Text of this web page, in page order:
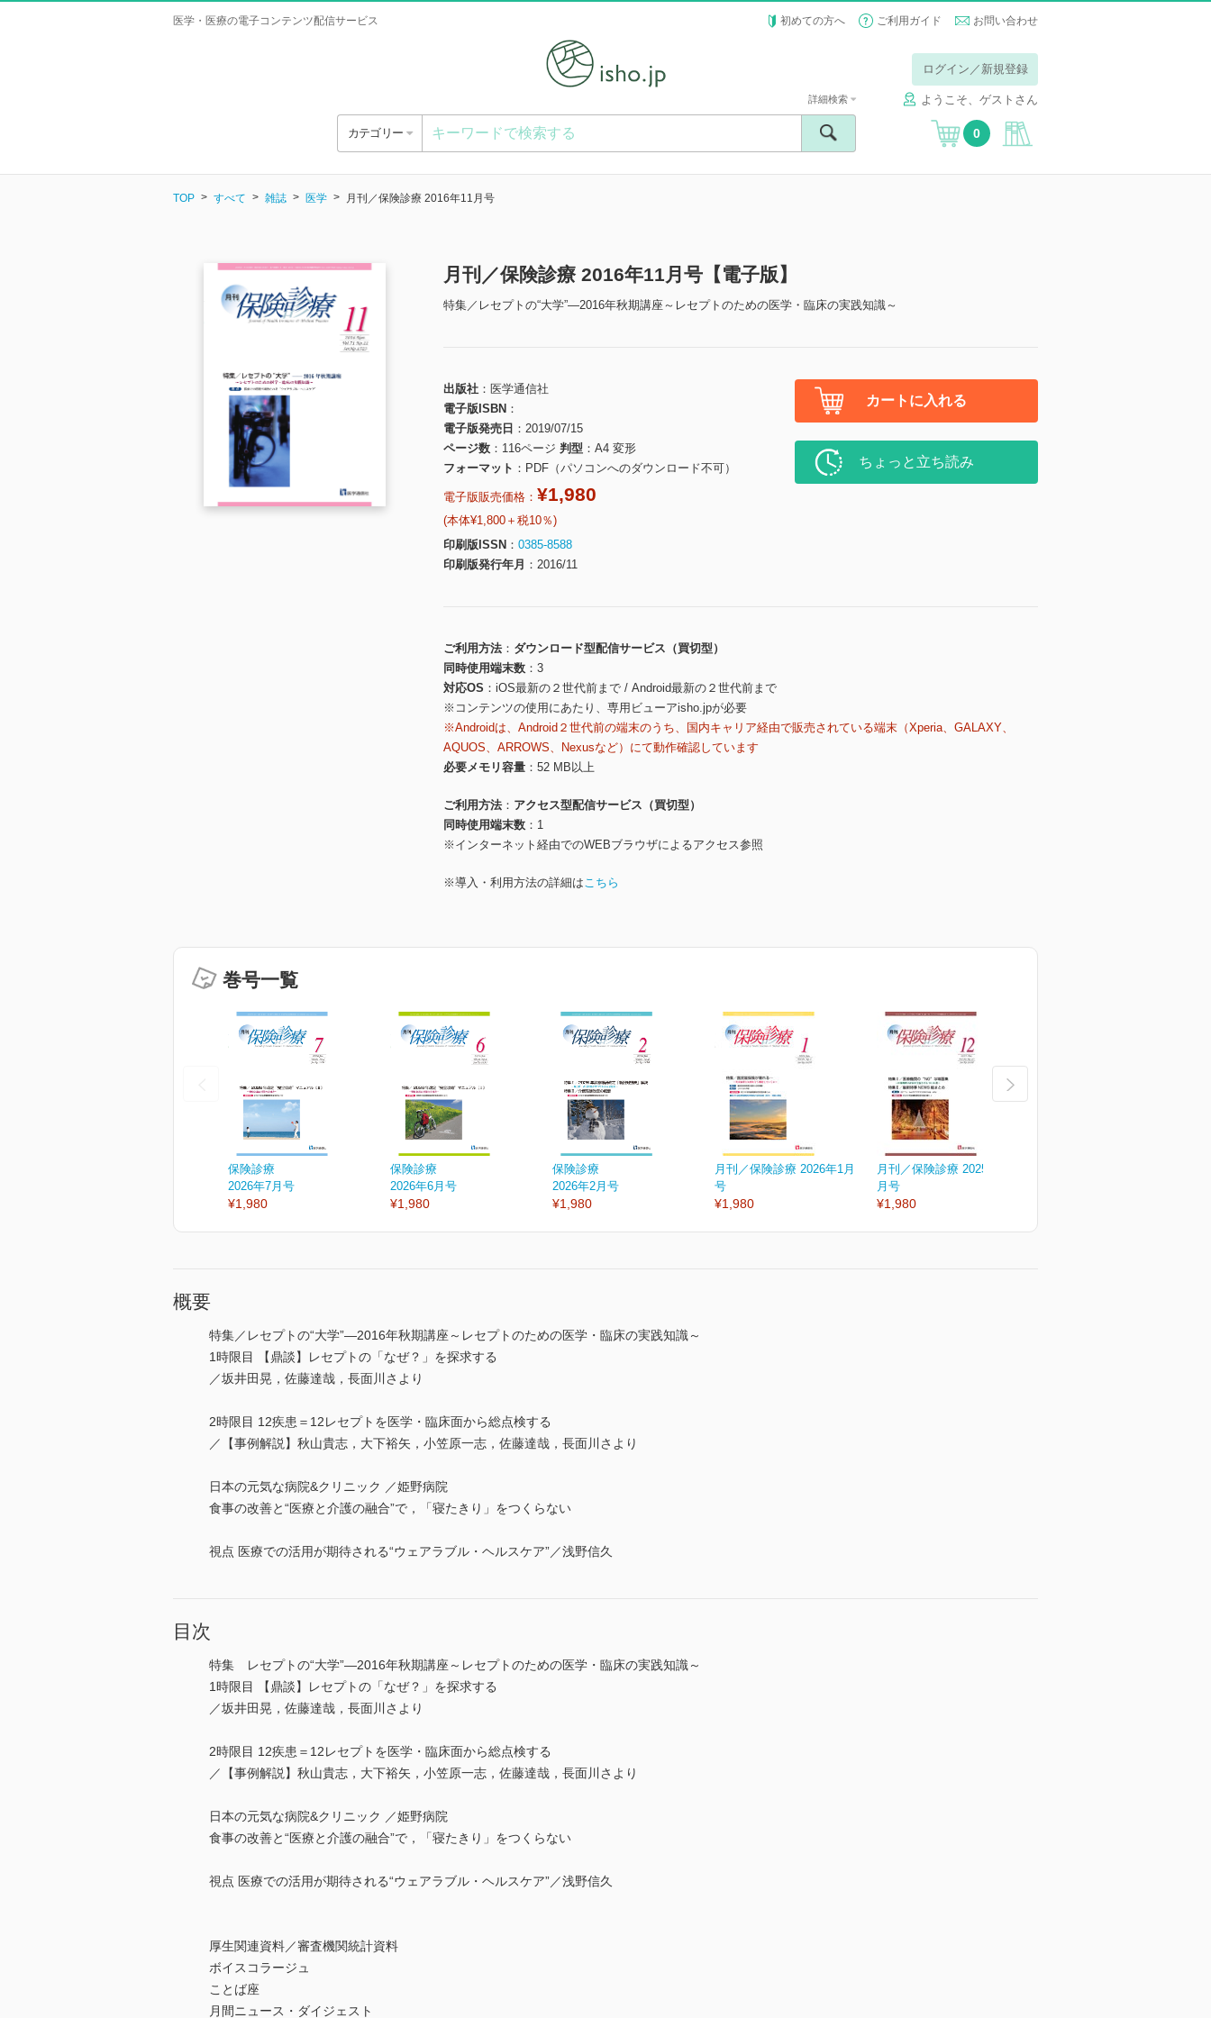
医学・医療の電子コンテンツ配信サービス 初めての方へ ご利用ガイド お問い合わせ
ログイン／新規登録
ようこそ、ゲストさん
カテゴリー
詳細検索
0
TOP すべて 雑誌 医学 月刊／保険診療 2016年11月号
月刊／保険診療 2016年11月号【電子版】
特集／レセプトの“大学”―2016年秋期講座～レセプトのための医学・臨床の実践知識～
出版社
医学通信社
電子版ISBN
電子版発売日
2019/07/15
ページ数
116ページ 判型
A4 変形
フォーマット
PDF（パソコンへのダウンロード不可）
電子版販売価格： ¥1,980
(本体¥1,800＋税10％)
印刷版ISSN
0385-8588
印刷版発行年月
2016/11
カートに入れる
ちょっと立ち読み
ご利用方法
ダウンロード型配信サービス（買切型）
同時使用端末数
3
対応OS
iOS最新の２世代前まで / Android最新の２世代前まで
※コンテンツの使用にあたり、専用ビューアisho.jpが必要
※Androidは、Android２世代前の端末のうち、国内キャリア経由で販売されている端末（Xperia、GALAXY、
AQUOS、ARROWS、Nexusなど）にて動作確認しています
必要メモリ容量
52 MB以上
ご利用方法
アクセス型配信サービス（買切型）
同時使用端末数
1
※インターネット経由でのWEBブラウザによるアクセス参照
※導入・利用方法の詳細はこちら
巻号一覧
保険診療
2026年7月号
¥1,980
保険診療
2026年6月号
¥1,980
保険診療
2026年2月号
¥1,980
月刊／保険診療 2026年1月
号
¥1,980
月刊／保険診療 2025年12
月号
¥1,980
概要
特集／レセプトの“大学”―2016年秋期講座～レセプトのための医学・臨床の実践知識～
1時限目 【鼎談】レセプトの「なぜ？」を探求する
／坂井田晃，佐藤達哉，長面川さより
2時限目 12疾患＝12レセプトを医学・臨床面から総点検する
／【事例解説】秋山貴志，大下裕矢，小笠原一志，佐藤達哉，長面川さより
日本の元気な病院&クリニック ／姫野病院
食事の改善と“医療と介護の融合”で，「寝たきり」をつくらない
視点 医療での活用が期待される“ウェアラブル・ヘルスケア”／浅野信久
目次
特集 レセプトの“大学”―2016年秋期講座～レセプトのための医学・臨床の実践知識～
1時限目 【鼎談】レセプトの「なぜ？」を探求する
／坂井田晃，佐藤達哉，長面川さより
2時限目 12疾患＝12レセプトを医学・臨床面から総点検する
／【事例解説】秋山貴志，大下裕矢，小笠原一志，佐藤達哉，長面川さより
日本の元気な病院&クリニック ／姫野病院
食事の改善と“医療と介護の融合”で，「寝たきり」をつくらない
視点 医療での活用が期待される“ウェアラブル・ヘルスケア”／浅野信久
厚生関連資料／審査機関統計資料
ボイスコラージュ
ことば座
月間ニュース・ダイジェスト